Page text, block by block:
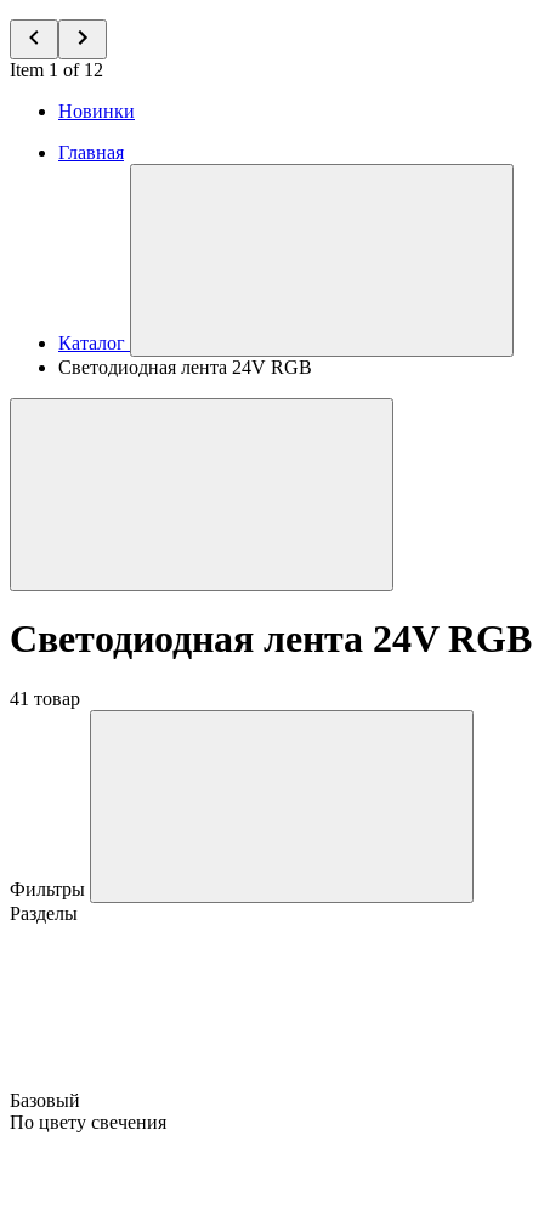
Item 1 of 12
Новинки
Главная
Каталог
Светодиодная лента 24V RGB
Светодиодная лента 24V RGB
41 товар
Фильтры
Разделы
Базовый
По цвету свечения